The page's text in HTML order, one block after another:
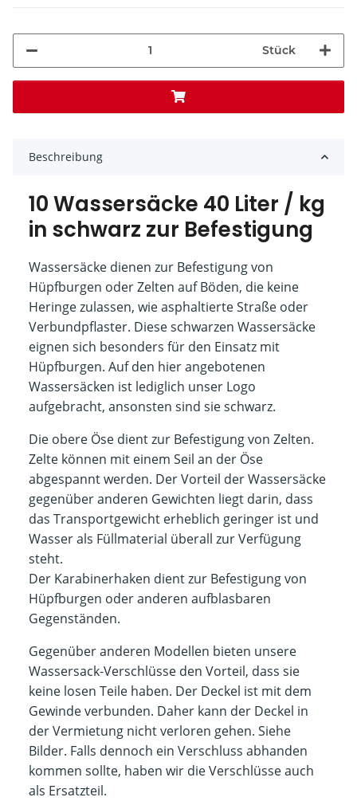
Stück
Beschreibung
10 Wassersäcke 40 Liter / kg
in schwarz zur Befestigung
Wassersäcke dienen zur Befestigung von
Hüpfburgen oder Zelten auf Böden, die keine
Heringe zulassen, wie asphaltierte Straße oder
Verbundpflaster. Diese schwarzen Wassersäcke
eignen sich besonders für den Einsatz mit
Hüpfburgen. Auf den hier angebotenen
Wassersäcken ist lediglich unser Logo
aufgebracht, ansonsten sind sie schwarz.
Die obere Öse dient zur Befestigung von Zelten.
Zelte können mit einem Seil an der Öse
abgespannt werden. Der Vorteil der Wassersäcke
gegenüber anderen Gewichten liegt darin, dass
das Transportgewicht erheblich geringer ist und
Wasser als Füllmaterial überall zur Verfügung
steht.
Der Karabinerhaken dient zur Befestigung von
Hüpfburgen oder anderen aufblasbaren
Gegenständen.
Gegenüber anderen Modellen bieten unsere
Wassersack-Verschlüsse den Vorteil, dass sie
keine losen Teile haben. Der Deckel ist mit dem
Gewinde verbunden. Daher kann der Deckel in
der Vermietung nicht verloren gehen. Siehe
Bilder. Falls dennoch ein Verschluss abhanden
kommen sollte, haben wir die Verschlüsse auch
als Ersatzteil.